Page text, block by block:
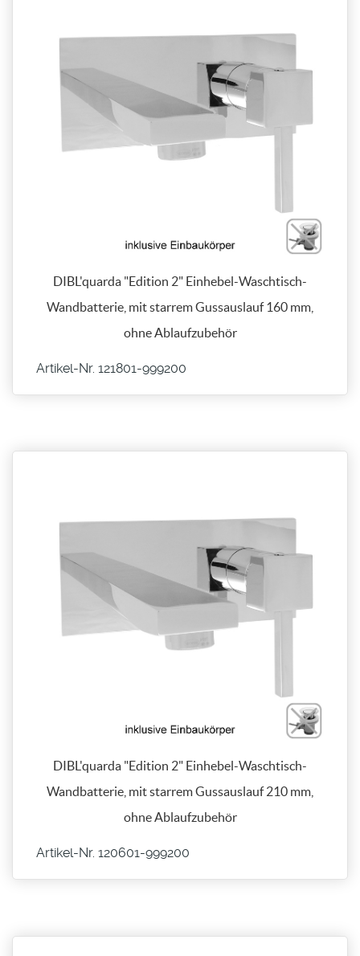
DIBL'quarda "Edition 2" Einhebel-Waschtisch-
Wandbatterie, mit starrem Gussauslauf 160 mm,
ohne Ablaufzubehör
Artikel-Nr. 121801-​999200
DIBL'quarda "Edition 2" Einhebel-Waschtisch-
Wandbatterie, mit starrem Gussauslauf 210 mm,
ohne Ablaufzubehör
Artikel-Nr. 120601-​999200